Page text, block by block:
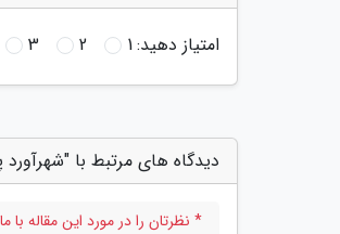
امتیاز دهید:1
2
3
دیدگاه های مرتبط با
* نظرتان را در مورد این مقاله با